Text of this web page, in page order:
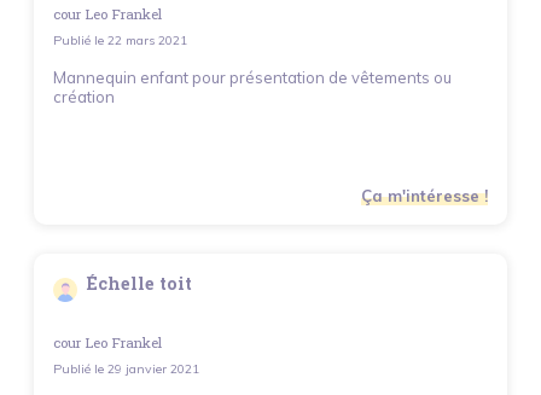
cour Leo Frankel
Publié le 22 mars 2021
Mannequin enfant pour présentation de vêtements ou
création
Ça m'intéresse !
Échelle toit
cour Leo Frankel
Publié le 29 janvier 2021